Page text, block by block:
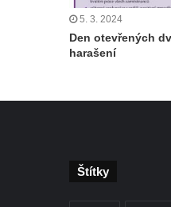
5. 3. 2024
Den otevřených
harašení
Štítky